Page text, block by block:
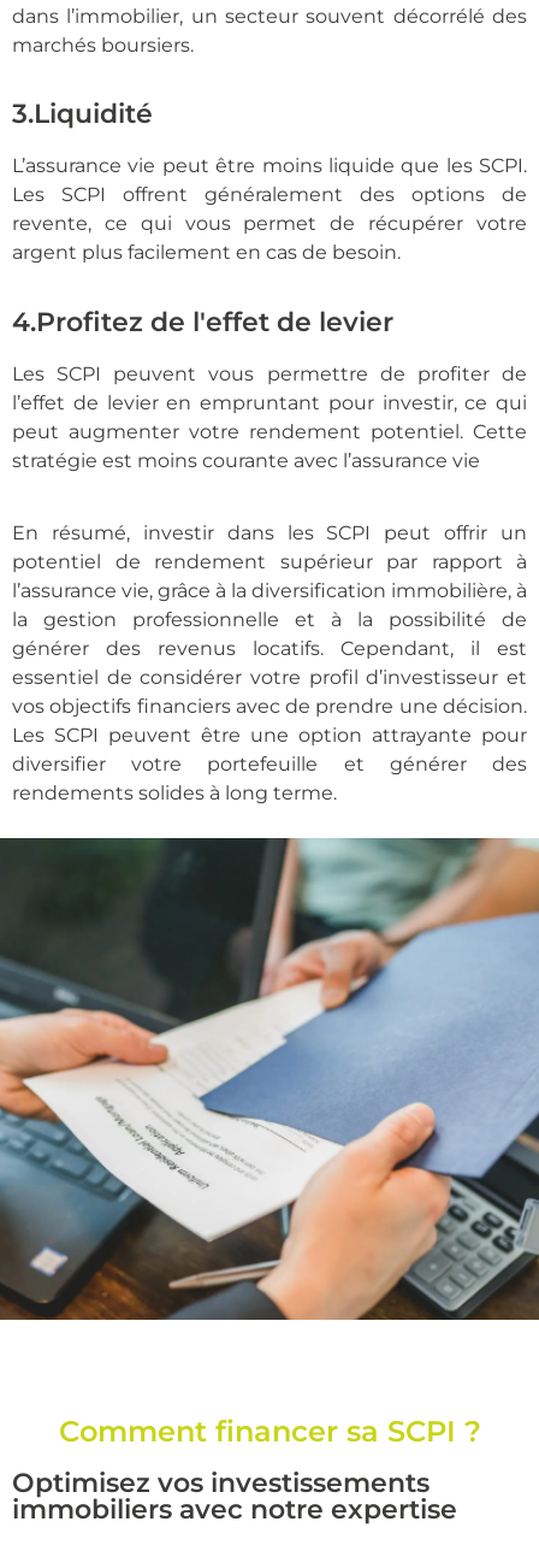
dans l’immobilier, un secteur souvent décorrélé des
marchés boursiers.
3.Liquidité
L’assurance vie peut être moins liquide que les SCPI.
Les SCPI offrent généralement des options de
revente, ce qui vous permet de récupérer votre
argent plus facilement en cas de besoin.
4.Profitez de l'effet de levier
Les SCPI peuvent vous permettre de profiter de
l’effet de levier en empruntant pour investir, ce qui
peut augmenter votre rendement potentiel. Cette
stratégie est moins courante avec l’assurance vie
En résumé, investir dans les SCPI peut offrir un
potentiel de rendement supérieur par rapport à
l’assurance vie, grâce à la diversification immobilière, à
la gestion professionnelle et à la possibilité de
générer des revenus locatifs. Cependant, il est
essentiel de considérer votre profil d’investisseur et
vos objectifs financiers avec de prendre une décision.
Les SCPI peuvent être une option attrayante pour
diversifier votre portefeuille et générer des
rendements solides à long terme.
votre investissement SCPI !
Comment financer sa SCPI ?
Optimisez vos investissements
immobiliers avec notre expertise